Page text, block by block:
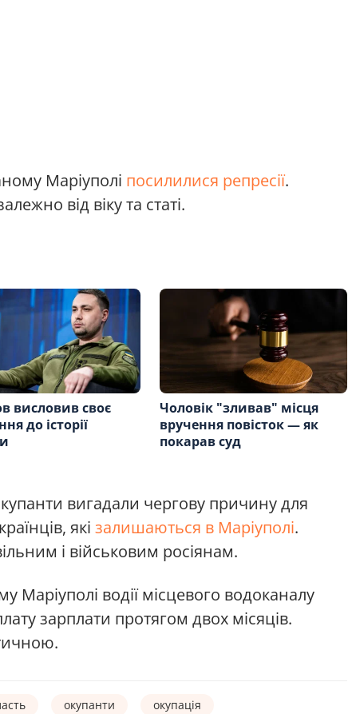
Маріуполі посилилися репресії.
від віку та статі.
висловив своє
до історії
Чоловік "зливав" місця
вручення повісток — як
покарав суд
вигадали чергову причину для
які залишаються в Маріуполі.
і військовим росіянам.
водії місцевого водоканалу
зарплати протягом двох місяців.
окупанти окупація